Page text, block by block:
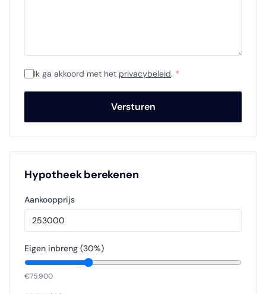
Ik ga akkoord met het privacybeleid. *
Versturen
Hypotheek berekenen
Aankoopprijs
Eigen inbreng (30%)
€75.900